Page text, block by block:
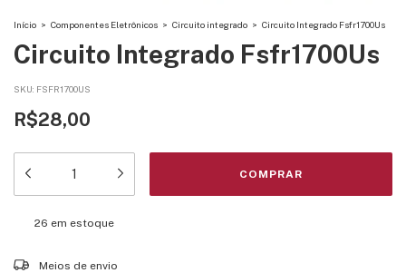
Início > Componentes Eletrônicos > Circuito integrado > Circuito Integrado Fsfr1700Us
Circuito Integrado Fsfr1700Us
SKU: FSFR1700US
R$28,00
26 em estoque
Entregas para o CEP:
Meios de envio